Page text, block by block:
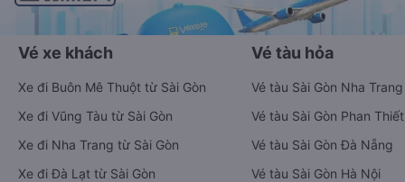
Vé xe khách
Xe đi Buôn Mê Thuột từ Sài Gòn
Xe đi Vũng Tàu từ Sài Gòn
Xe đi Nha Trang từ Sài Gòn
Xe đi Đà Lạt từ Sài Gòn
Vé tàu hỏa
Vé tàu Sài Gòn Nha Trang
Vé tàu Sài Gòn Phan Thiết
Vé tàu Sài Gòn Đà Nẵng
Vé tàu Sài Gòn Hà Nội